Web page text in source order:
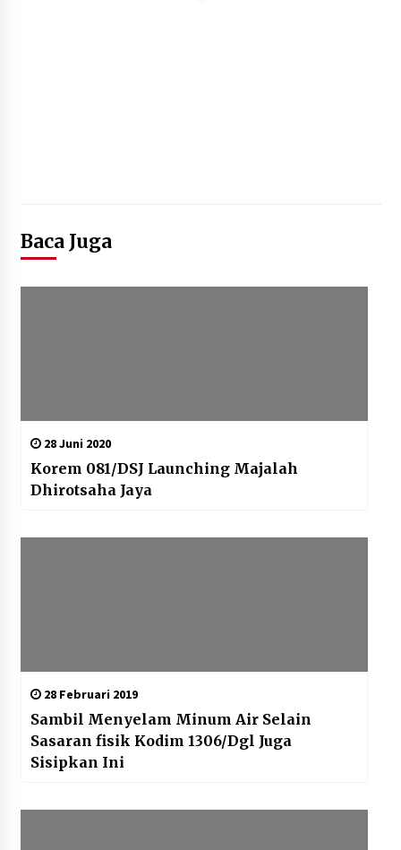
Baca Juga
28 Juni 2020
Korem 081/DSJ Launching Majalah
Dhirotsaha Jaya
28 Februari 2019
Sambil Menyelam Minum Air Selain
Sasaran fisik Kodim 1306/Dgl Juga
Sisipkan Ini